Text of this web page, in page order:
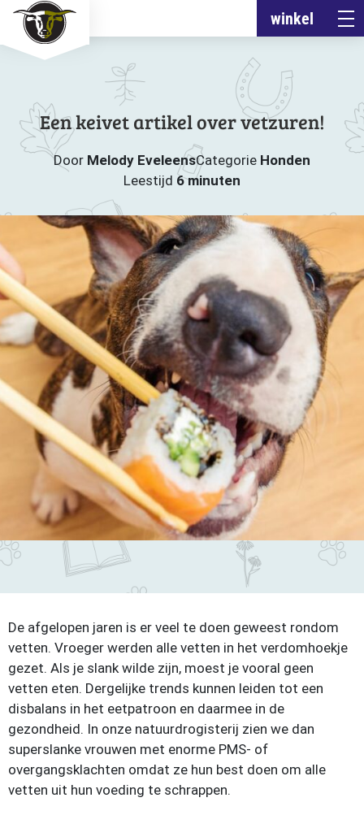
winkel
Een keivet artikel over vetzuren!
Door Melody EveleensCategorie Honden
Leestijd 6 minuten
De afgelopen jaren is er veel te doen geweest rondom
vetten. Vroeger werden alle vetten in het verdomhoekje
gezet. Als je slank wilde zijn, moest je vooral geen
vetten eten. Dergelijke trends kunnen leiden tot een
disbalans in het eetpatroon en daarmee in de
gezondheid. In onze natuurdrogisterij zien we dan
superslanke vrouwen met enorme PMS- of
overgangsklachten omdat ze hun best doen om alle
vetten uit hun voeding te schrappen.